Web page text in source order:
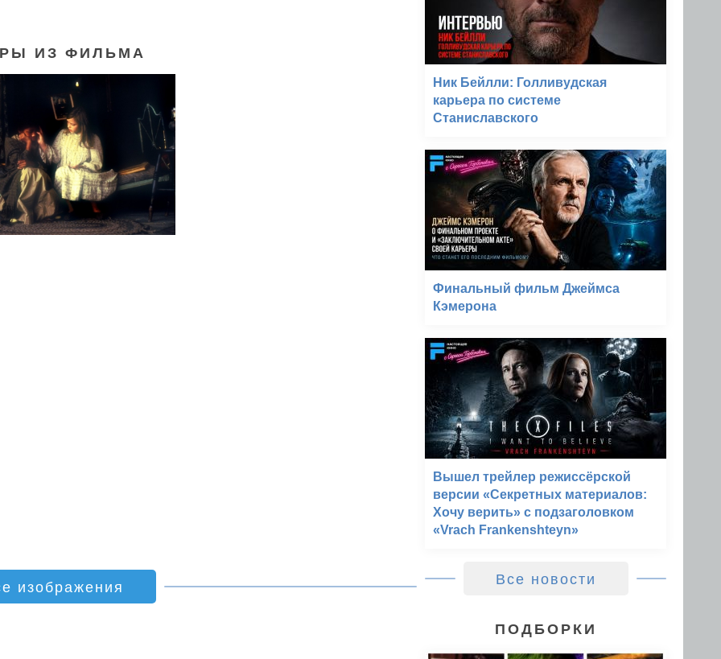
ИЗ ФИЛЬМА
изображения
Ник Бейлли: Голливудская
карьера по системе
Станиславского
Финальный фильм Джеймса
Кэмерона
Вышел трейлер режиссёрской
версии «Секретных материалов:
Хочу верить» с подзаголовком
«Vrach Frankenshteyn»
Все новости
ПОДБОРКИ